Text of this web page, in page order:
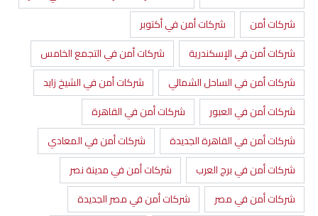
شركات أمن
شركات أمن في أكتوبر
شركات أمن في الإسكندرية
شركات أمن في التجمع الخامس
شركات أمن في الساحل الشمالي
شركات أمن في الشيخ زايد
شركات أمن في العبور
شركات أمن في القاهرة
شركات أمن في القاهرة الجديدة
شركات أمن في المعادي
شركات أمن في برج العرب
شركات أمن في مدينة نصر
شركات أمن في مصر
شركات أمن في مصر الجديدة